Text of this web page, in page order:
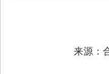
来源：